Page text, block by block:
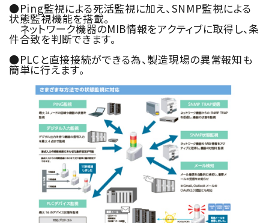
●Ping監視による死活監視に加え、SNMP監視による
状態監視機能を搭載。
ネットワーク機器のMIB情報をアクティブに取得し、条
件合致を判断できます。
●PLCと直接接続ができる為、製造現場の異常報知も
簡単に行えます。